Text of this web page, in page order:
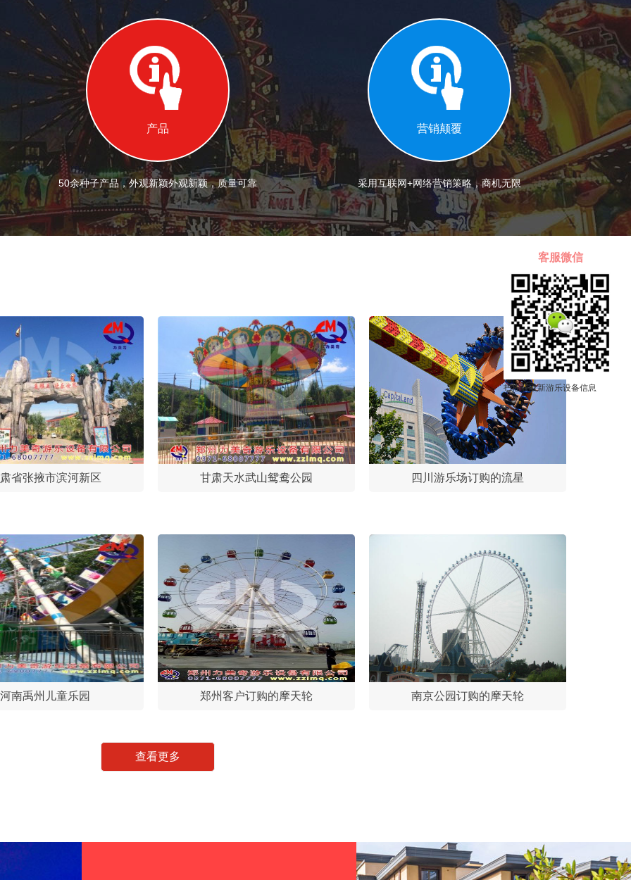
产品
50余种子产品，外观新颖外观新颖，质量可靠
营销颠覆
采用互联网+网络营销策略，商机无限
省张掖市滨河新区 甘肃天水武山鸳鸯公园 四川游乐场订购的流星
河南禹州儿童乐园 郑州客户订购的摩天轮 南京公园订购的摩天轮
查看更多
客服微信
扫描获取新游乐设备信息